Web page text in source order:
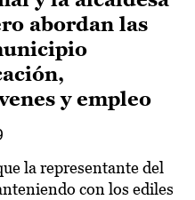
abordan las
y empleo
la representante del
con los ediles